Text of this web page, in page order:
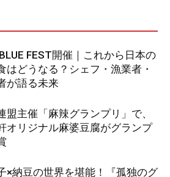
FEST開催｜これから日本の
はどうなる？シェフ・漁業者・
が語る未来
盟主催「麻辣グランプリ」で、
オリジナル麻婆豆腐がグランプ
×納豆の世界を堪能！『孤独のグ